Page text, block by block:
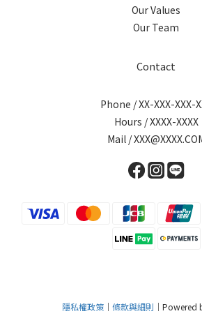
Our Values
Our Team
Contact
Phone / XX-XXX-XXX-
Hours / XXXX-XXXX
Mail /
隱私權政策 ｜ 條款與細則 ｜Powered